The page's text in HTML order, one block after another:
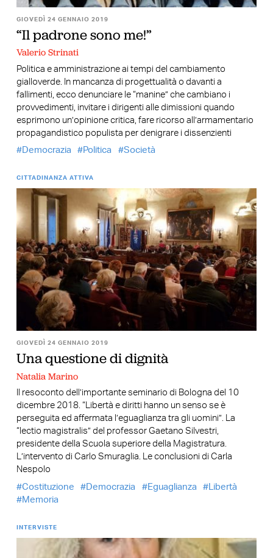
GIOVEDÌ 24 GENNAIO 2019
“Il padrone sono me!”
Valerio Strinati
Politica e amministrazione ai tempi del cambiamento
gialloverde. In mancanza di progettualità o davanti a
fallimenti, ecco denunciare le “manine” che cambiano i
provvedimenti, invitare i dirigenti alle dimissioni quando
esprimono un’opinione critica, fare ricorso all’armamentario
propagandistico populista per denigrare i dissenzienti
Democrazia
Politica Società
CITTADINANZA ATTIVA
GIOVEDÌ 24 GENNAIO 2019
Una questione di dignità
Natalia Marino
Il resoconto dell’importante seminario di Bologna del 10
dicembre 2018. “Libertà e diritti hanno un senso se è
perseguita ed affermata l’eguaglianza tra gli uomini”. La
“lectio magistralis” del professor Gaetano Silvestri,
presidente della Scuola superiore della Magistratura.
L’intervento di Carlo Smuraglia. Le conclusioni di Carla
Nespolo
Costituzione
Democrazia Eguaglianza
Libertà
Memoria
INTERVISTE